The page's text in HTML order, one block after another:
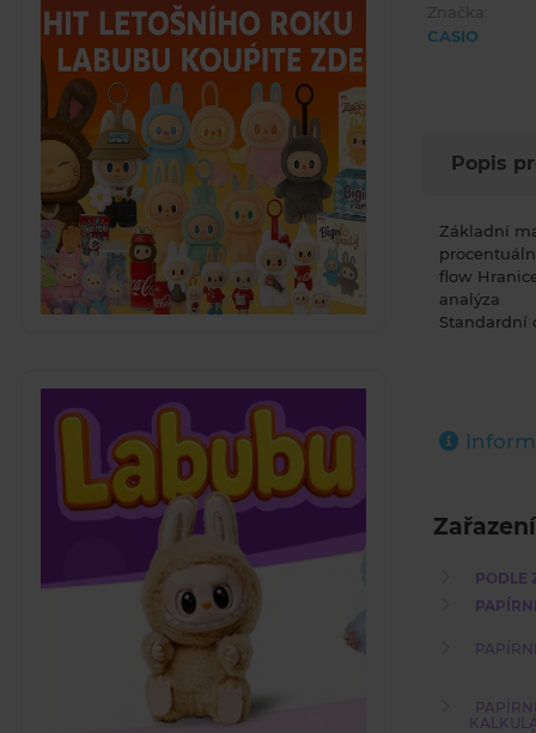
Značka:
CASIO
Popis
Základní
flow
analýza
Standardní
Zařazení
PODLE